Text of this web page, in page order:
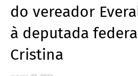
do vereador
à deputada
Cristina